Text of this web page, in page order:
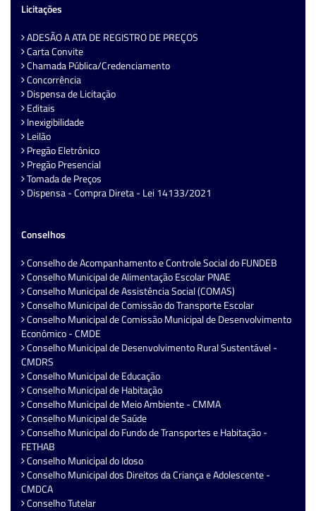
Licitações
ADESÃO A ATA DE REGISTRO DE PREÇOS
Carta Convite
Chamada Pública/Credenciamento
Concorrência
Dispensa de Licitação
Editais
Inexigibilidade
Leilão
Pregão Eletrônico
Pregão Presencial
Tomada de Preços
Dispensa - Compra Direta - Lei 14133/2021
Conselhos
Conselho de Acompanhamento e Controle Social do FUNDEB
Conselho Municipal de Alimentação Escolar PNAE
Conselho Municipal de Assistência Social (COMAS)
Conselho Municipal de Comissão do Transporte Escolar
Conselho Municipal de Comissão Municipal de Desenvolvimento
Econômico - CMDE
Conselho Municipal de Desenvolvimento Rural Sustentável -
CMDRS
Conselho Municipal de Educação
Conselho Municipal de Habitação
Conselho Municipal de Meio Ambiente - CMMA
Conselho Municipal de Saúde
Conselho Municipal do Fundo de Transportes e Habitação -
FETHAB
Conselho Municipal do Idoso
Conselho Municipal dos Direitos da Criança e Adolescente -
CMDCA
Conselho Tutelar